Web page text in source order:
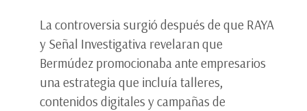
La controversia surgió después de que RAYA
y Señal Investigativa revelaran que
Bermúdez promocionaba ante empresarios
una estrategia que incluía talleres,
contenidos digitales y campañas de